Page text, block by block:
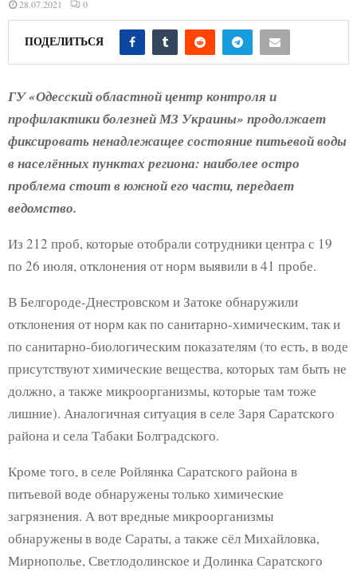
U
28.07.2021 0
ПОДЕЛИТЬСЯ
ГУ «Одесский областной центр контроля и
профилактики болезней МЗ Украины» продолжает
фиксировать ненадлежащее состояние питьевой воды
в населённых пунктах региона: наиболее остро
проблема стоит в южной его части, передает
ведомство.
Из 212 проб, которые отобрали сотрудники центра с 19
по 26 июля, отклонения от норм выявили в 41 пробе.
В Белгороде-Днестровском и Затоке обнаружили
отклонения от норм как по санитарно-химическим, так и
по санитарно-биологическим показателям (то есть, в воде
присутствуют химические вещества, которых там быть не
должно, а также микроорганизмы, которые там тоже
лишние). Аналогичная ситуация в селе Заря Саратского
района и села Табаки Болградского.
Кроме того, в селе Ройлянка Саратского района в
питьевой воде обнаружены только химические
загрязнения. А вот вредные микроорганизмы
обнаружены в воде Сараты, а также сёл Михайловка,
Мирнополье, Светлодолинское и Долинка Саратского